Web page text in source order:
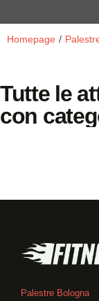
Homepage /
Tutte le
con
Palestre Bologna